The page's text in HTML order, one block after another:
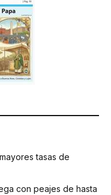
tasas de
con peajes de hasta